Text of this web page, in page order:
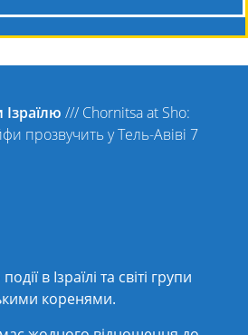
/// Chornitsa at Sho:
прозвучить у Тель-Авіві 7
в Ізраїлі та світі групи
коренями.